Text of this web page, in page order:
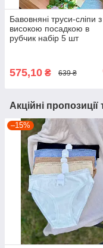
Бавовняні труси-сліпи з
високою посадкою в
рубчик набір 5 шт
575,10 ₴ 639 ₴
Акційні
–15%